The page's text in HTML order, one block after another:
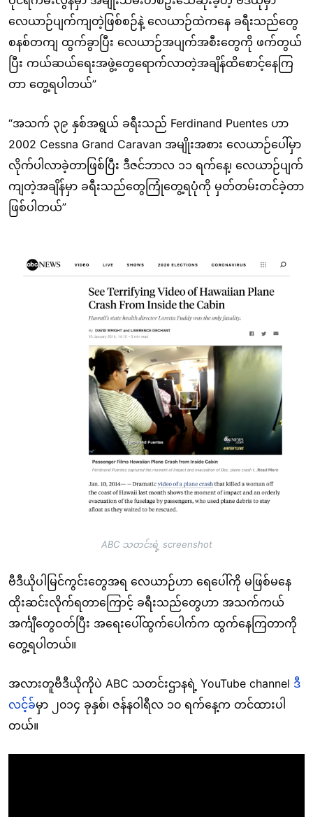
လေယာဉ်ပျက်ကျတဲ့ဖြစ်စဉ်နဲ့ လေယာဉ်ထဲကနေ ခရီးသည်တွေ
စနစ်တကျ ထွက်ခွာပြီး လေယာဉ်အပျက်အစီးတွေကို ဖက်တွယ်
ပြီး ကယ်ဆယ်ရေးအဖွဲ့တွေရောက်လာတဲ့အချိန်ထိစောင့်နေကြ
တာ တွေ့ရပါတယ်”
“အသက် ၃၉ နှစ်အရွယ် ခရီးသည် Ferdinand Puentes ဟာ
2002 Cessna Grand Caravan အမျိုးအစား လေယာဉ်ပေါ်မှာ
လိုက်ပါလာခဲ့တာဖြစ်ပြီး ဒီဇင်ဘာလ ၁၁ ရက်နေ့၊ လေယာဉ်ပျက်
ကျတဲ့အချိန်မှာ ခရီးသည်တွေကြုံတွေ့ရပုံကို မှတ်တမ်းတင်ခဲ့တာ
ဖြစ်ပါတယ်”
Image
ABC သတင်းရဲ့ screenshot
ဗီဒီယိုပါမြင်ကွင်းတွေအရ လေယာဉ်ဟာ ရေပေါ်ကို မဖြစ်မနေ
ထိုးဆင်းလိုက်ရတာကြောင့် ခရီးသည်တွေဟာ အသက်ကယ်
အင်္ကျီတွေဝတ်ပြီး အရေးပေါ်ထွက်ပေါက်က ထွက်နေကြတာကို
တွေ့ရပါတယ်။
အလားတူဗီဒီယိုကိုပဲ ABC သတင်းဌာနရဲ့ YouTube channel ဒီ
လင့်ခ်မှာ ၂၀၁၄ ခုနှစ်၊ ဇန်နဝါရီလ ၁၀ ရက်နေ့က တင်ထားပါ
တယ်။